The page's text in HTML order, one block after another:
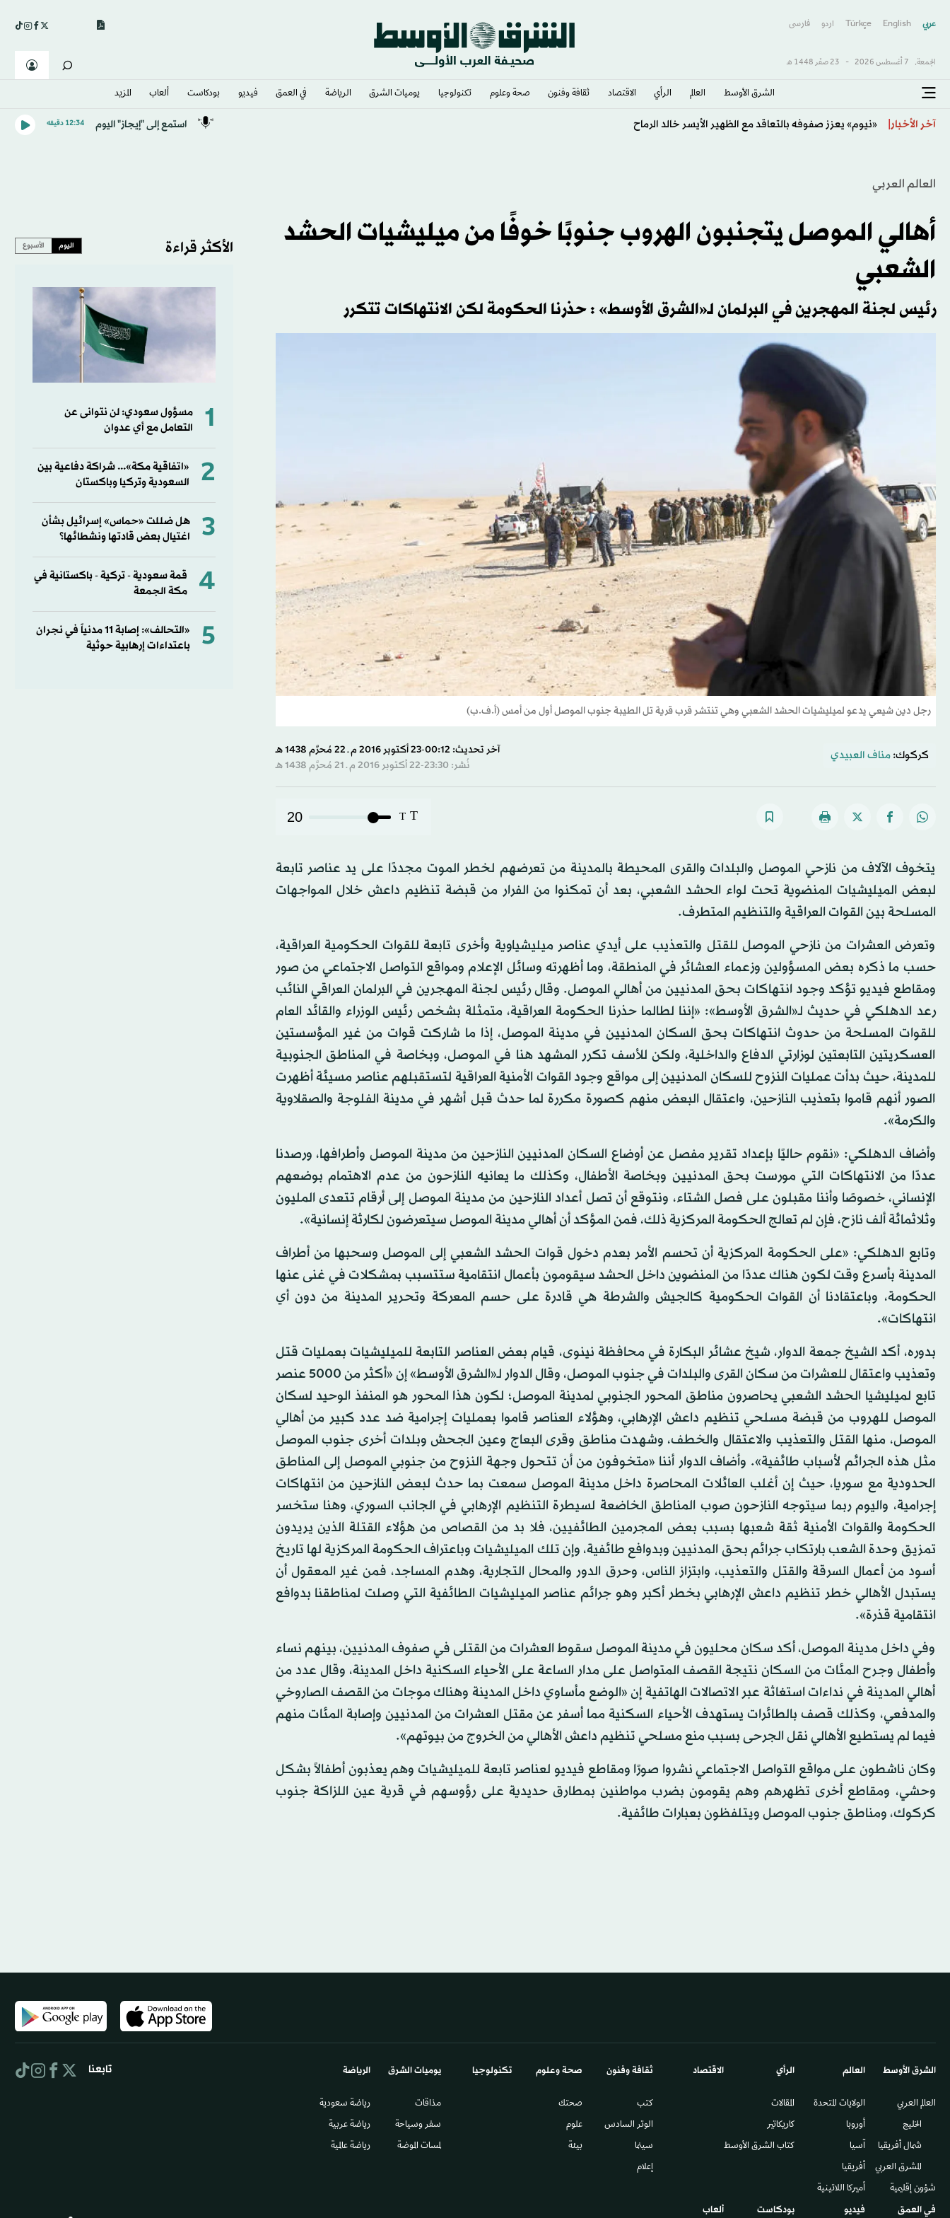
عربي English
Türkçe اردو فارسى
الجمعة, 7 أغسطس 2026 - 23 صفَر 1448 هـ
الشرق الأوسط​ العالم الرأي الاقتصاد ثقافة وفنون صحة وعلوم تكنولوجيا يوميات الشرق​ الرياضة في العمق فيديو بودكاست ألعاب المزيد
آخر الأخبار
نابولي يرحب برحيل لوكاكو إلى فنربخشة
استمع إلى "إيجاز" اليوم 12:34 دقيقه
العالم العربي
أهالي الموصل يتجنبون الهروب جنوبًا خوفًا من ميليشيات الحشد
الشعبي
رئيس لجنة المهجرين في البرلمان لـ«الشرق الأوسط» : حذرنا الحكومة لكن الانتهاكات تتكرر
رجل دين شيعي يدعو لميليشيات الحشد الشعبي وهي تنتشر قرب قرية تل الطيبة جنوب الموصل أول من أمس (أ.ف.ب)
كركوك: مناف العبيدي
آخر تحديث: 00:12-23 أكتوبر 2016 م ـ 22 مُحرَّم 1438 هـ
نُشر: 23:30-22 أكتوبر 2016 م ـ 21 مُحرَّم 1438 هـ
T
T
20
يتخوف الآلاف من نازحي الموصل والبلدات والقرى المحيطة بالمدينة من تعرضهم لخطر الموت مجددًا على يد عناصر تابعة
لبعض الميليشيات المنضوية تحت لواء الحشد الشعبي، بعد أن تمكنوا من الفرار من قبضة تنظيم داعش خلال المواجهات
المسلحة بين القوات العراقية والتنظيم المتطرف.
وتعرض العشرات من نازحي الموصل للقتل والتعذيب على أيدي عناصر ميليشياوية وأخرى تابعة للقوات الحكومية العراقية،
حسب ما ذكره بعض المسؤولين وزعماء العشائر في المنطقة، وما أظهرته وسائل الإعلام ومواقع التواصل الاجتماعي من صور
ومقاطع فيديو تؤكد وجود انتهاكات بحق المدنيين من أهالي الموصل. وقال رئيس لجنة المهجرين في البرلمان العراقي النائب
رعد الدهلكي في حديث لـ«الشرق الأوسط»: «إننا لطالما حذرنا الحكومة العراقية، متمثلة بشخص رئيس الوزراء والقائد العام
للقوات المسلحة من حدوث انتهاكات بحق السكان المدنيين في مدينة الموصل، إذا ما شاركت قوات من غير المؤسستين
العسكريتين التابعتين لوزارتي الدفاع والداخلية، ولكن للأسف تكرر المشهد هنا في الموصل، وبخاصة في المناطق الجنوبية
للمدينة، حيث بدأت عمليات النزوح للسكان المدنيين إلى مواقع وجود القوات الأمنية العراقية لتستقبلهم عناصر مسيئة أظهرت
الصور أنهم قاموا بتعذيب النازحين، واعتقال البعض منهم كصورة مكررة لما حدث قبل أشهر في مدينة الفلوجة والصقلاوية
والكرمة».
وأضاف الدهلكي: «نقوم حاليًا بإعداد تقرير مفصل عن أوضاع السكان المدنيين النازحين من مدينة الموصل وأطرافها، ورصدنا
عددًا من الانتهاكات التي مورست بحق المدنيين وبخاصة الأطفال، وكذلك ما يعانيه النازحون من عدم الاهتمام بوضعهم
الإنساني، خصوصًا وأننا مقبلون على فصل الشتاء، ونتوقع أن تصل أعداد النازحين من مدينة الموصل إلى أرقام تتعدى المليون
وثلاثمائة ألف نازح، فإن لم تعالج الحكومة المركزية ذلك، فمن المؤكد أن أهالي مدينة الموصل سيتعرضون لكارثة إنسانية».
وتابع الدهلكي: «على الحكومة المركزية أن تحسم الأمر بعدم دخول قوات الحشد الشعبي إلى الموصل وسحبها من أطراف
المدينة بأسرع وقت لكون هناك عددًا من المنضوين داخل الحشد سيقومون بأعمال انتقامية ستتسبب بمشكلات في غنى عنها
الحكومة، وباعتقادنا أن القوات الحكومية كالجيش والشرطة هي قادرة على حسم المعركة وتحرير المدينة من دون أي
انتهاكات».
بدوره، أكد الشيخ جمعة الدوار، شيخ عشائر البكارة في محافظة نينوى، قيام بعض العناصر التابعة للميليشيات بعمليات قتل
وتعذيب واعتقال للعشرات من سكان القرى والبلدات في جنوب الموصل، وقال الدوار لـ«الشرق الأوسط» إن «أكثر من 5000 عنصر
تابع لميليشيا الحشد الشعبي يحاصرون مناطق المحور الجنوبي لمدينة الموصل؛ لكون هذا المحور هو المنفذ الوحيد لسكان
الموصل للهروب من قبضة مسلحي تنظيم داعش الإرهابي، وهؤلاء العناصر قاموا بعمليات إجرامية ضد عدد كبير من أهالي
الموصل، منها القتل والتعذيب والاعتقال والخطف، وشهدت مناطق وقرى البعاج وعين الجحش وبلدات أخرى جنوب الموصل
مثل هذه الجرائم لأسباب طائفية». وأضاف الدوار أننا «متخوفون من أن تتحول وجهة النزوح من جنوبي الموصل إلى المناطق
الحدودية مع سوريا، حيث إن أغلب العائلات المحاصرة داخل مدينة الموصل سمعت بما حدث لبعض النازحين من انتهاكات
إجرامية، واليوم ربما سيتوجه النازحون صوب المناطق الخاضعة لسيطرة التنظيم الإرهابي في الجانب السوري، وهنا ستخسر
الحكومة والقوات الأمنية ثقة شعبها بسبب بعض المجرمين الطائفيين، فلا بد من القصاص من هؤلاء القتلة الذين يريدون
تمزيق وحدة الشعب بارتكاب جرائم بحق المدنيين وبدوافع طائفية، وإن تلك الميليشيات وباعتراف الحكومة المركزية لها تاريخ
أسود من أعمال السرقة والقتل والتعذيب، وابتزاز الناس، وحرق الدور والمحال التجارية، وهدم المساجد، فمن غير المعقول أن
يستبدل الأهالي خطر تنظيم داعش الإرهابي بخطر أكبر وهو جرائم عناصر الميليشيات الطائفية التي وصلت لمناطقنا بدوافع
انتقامية قذرة».
وفي داخل مدينة الموصل، أكد سكان محليون في مدينة الموصل سقوط العشرات من القتلى في صفوف المدنيين، بينهم نساء
وأطفال وجرح المئات من السكان نتيجة القصف المتواصل على مدار الساعة على الأحياء السكنية داخل المدينة، وقال عدد من
أهالي المدينة في نداءات استغاثة عبر الاتصالات الهاتفية إن «الوضع مأساوي داخل المدينة وهناك موجات من القصف الصاروخي
والمدفعي، وكذلك قصف بالطائرات يستهدف الأحياء السكنية مما أسفر عن مقتل العشرات من المدنيين وإصابة المئات منهم
فيما لم يستطيع الأهالي نقل الجرحى بسبب منع مسلحي تنظيم داعش الأهالي من الخروج من بيوتهم».
وكان ناشطون على مواقع التواصل الاجتماعي نشروا صورًا ومقاطع فيديو لعناصر تابعة للميليشيات وهم يعذبون أطفالاً بشكل
وحشي، ومقاطع أخرى تظهرهم وهم يقومون بضرب مواطنين بمطارق حديدية على رؤوسهم في قرية عين اللزاكة جنوب
كركوك، ومناطق جنوب الموصل ويتلفظون بعبارات طائفية.
الأكثر قراءة اليوم الأسبوع
1
مسؤول سعودي: لن نتوانى عن
التعامل مع أي عدوان
2
«اتفاقية مكة»... شراكة دفاعية بين
السعودية وتركيا وباكستان
3
هل ضللت «حماس» إسرائيل بشأن
اغتيال بعض قادتها ونشطائها؟
4
قمة سعودية - تركية - باكستانية في
مكة الجمعة
5
«التحالف»: إصابة 11 مدنياً في نجران
باعتداءات إرهابية حوثية
الشرق الأوسط​
العالم العربي
الخليج
شمال أفريقيا
المشرق العربي
شؤون إقليمية
العالم
الولايات المتحدة
أوروبا
آسيا
أفريقيا
أميركا اللاتينية
الرأي
المقالات
كاريكاتير
كتاب الشرق الأوسط
الاقتصاد ثقافة وفنون
كتب
الوتر السادس​
سينما
إعلام
صحة وعلوم
صحتك
علوم
بيئة
تكنولوجيا يوميات الشرق​
مذاقات
سفر وسياحة
لمسات الموضة
الرياضة
رياضة سعودية
رياضة عربية
رياضة عالمية
في العمق فيديو بودكاست ألعاب
تابعنا